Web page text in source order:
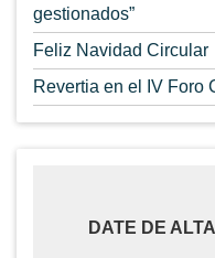
gestionados”
Feliz Navidad Circular
Revertia en el IV Foro
DATE DE